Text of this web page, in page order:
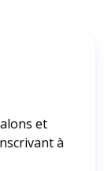
et
à